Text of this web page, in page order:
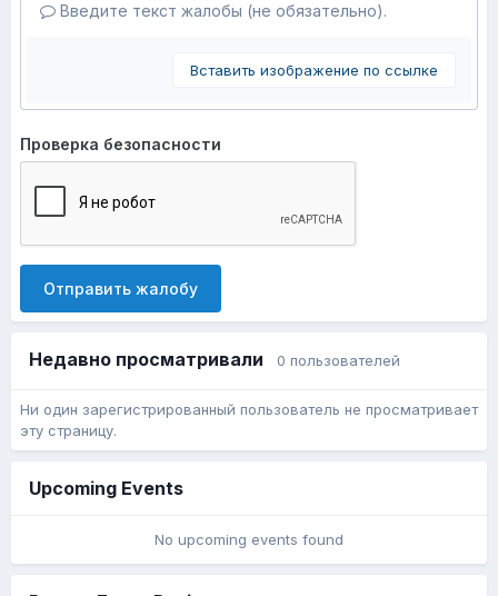
Введите текст жалобы (не обязательно).
Вставить изображение по ссылке
Проверка безопасности
Отправить жалобу
Недавно просматривали 0 пользователей
Ни один зарегистрированный пользователь не просматривает
эту страницу.
Upcoming Events
No upcoming events found